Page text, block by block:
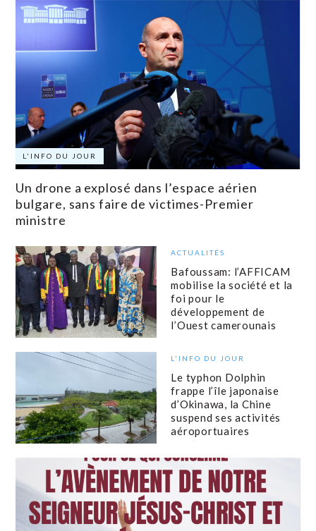
L'INFO DU JOUR
Un drone a explosé dans l’espace aérien
bulgare, sans faire de victimes-Premier
ministre
ACTUALITÉS
Bafoussam: l’AFFICAM
mobilise la société et la
foi pour le
développement de
l’Ouest camerounais
L'INFO DU JOUR
Le typhon Dolphin
frappe l’île japonaise
d’Okinawa, la Chine
suspend ses activités
aéroportuaires